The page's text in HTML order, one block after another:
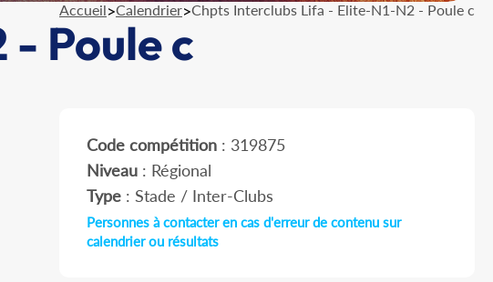
Accueil>Calendrier>Chpts Interclubs Lifa - Elite-N1-N2 - Poule c
Poule c
Code compétition: 319875
Niveau: Régional
Type: Stade / Inter-Clubs
Personnes à contacter en cas d'erreur de contenu sur
calendrier ou résultats